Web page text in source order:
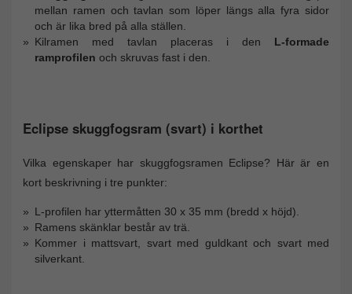
mellan ramen och tavlan som löper längs alla fyra sidor
och är lika bred på alla ställen.
Kilramen med tavlan placeras i den L-formade
ramprofilen och skruvas fast i den.
Eclipse skuggfogsram (svart) i korthet
Vilka egenskaper har skuggfogsramen Eclipse? Här är en
kort beskrivning i tre punkter:
L-profilen har yttermåtten 30 x 35 mm (bredd x höjd).
Ramens skänklar består av trä.
Kommer i mattsvart, svart med guldkant och svart med
silverkant.